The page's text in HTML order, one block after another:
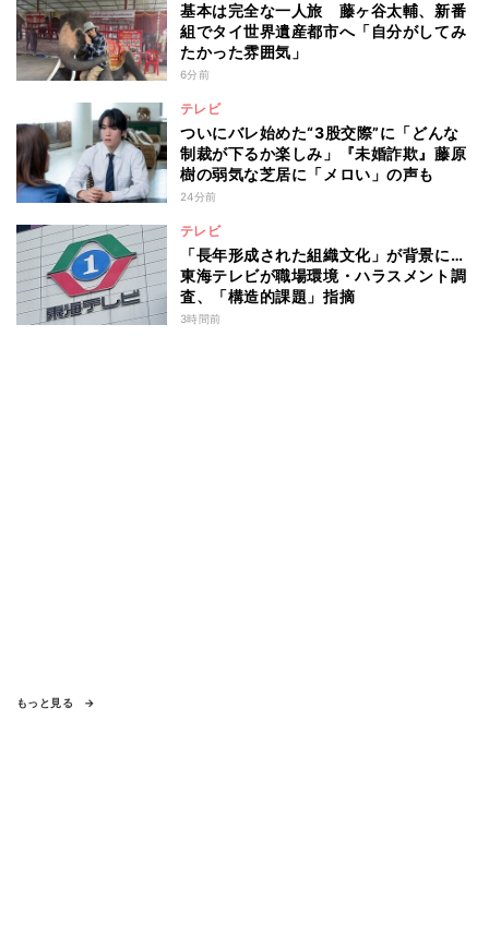
基本は完全な一人旅 藤ヶ谷太輔、新番
組でタイ世界遺産都市へ「自分がしてみ
たかった雰囲気」
6分前
テレビ
ついにバレ始めた“3股交際”に「どんな
制裁が下るか楽しみ」『未婚詐欺』藤原
樹の弱気な芝居に「メロい」の声も
24分前
テレビ
「長年形成された組織文化」が背景に…
東海テレビが職場環境・ハラスメント調
査、「構造的課題」指摘
3時間前
もっと見る